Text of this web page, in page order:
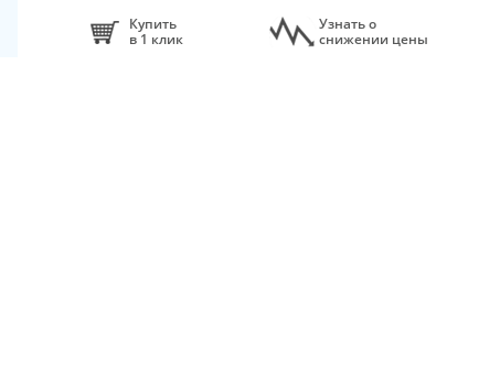
Купить
в 1 клик
Узнать о
снижении цены